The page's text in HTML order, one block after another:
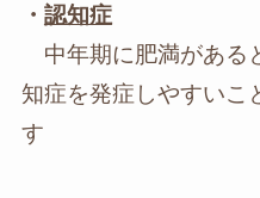
・ 認知症
中年期に肥満がある
知症を発症しやすいこ
す